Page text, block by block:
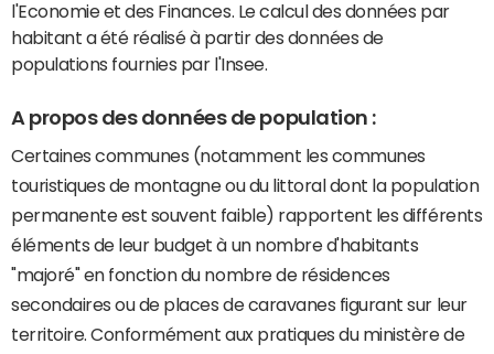
l'Economie et des Finances. Le calcul des données par
habitant a été réalisé à partir des données de
populations fournies par l'Insee.
A propos des données de population :
Certaines communes (notamment les communes
touristiques de montagne ou du littoral dont la population
permanente est souvent faible) rapportent les différents
éléments de leur budget à un nombre d'habitants
"majoré" en fonction du nombre de résidences
secondaires ou de places de caravanes figurant sur leur
territoire. Conformément aux pratiques du ministère de